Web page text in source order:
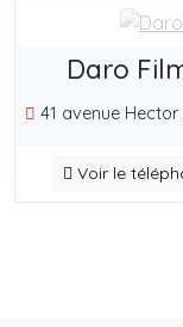
Daro
41 avenue
Voir le